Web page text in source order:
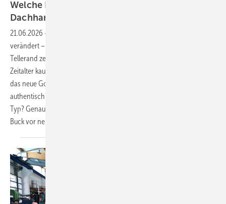
Welche PR-Strategie braucht das
Dachhandwerk?
21.06.2026 -
verändert – nicht nur bei den Schreinern. Der Blick über den
Tellerand zeigt: Klassische Zeitungsanzeigen greifen im digitalen
Zeitalter kaum noch, denn Sichtbarkeit in den sozialen Netzwerken ist
das neue Gold. Doch wie transportieren Handwerker ihre Botschaft
authentisch? Und welches Medium passt zu welchem Unternehmer-
Typ? Genau diese Fragen rückte BAUMETALL-Chefredakteur Andreas
Buck vor neugierigen Spengler-Meisterschülern in den